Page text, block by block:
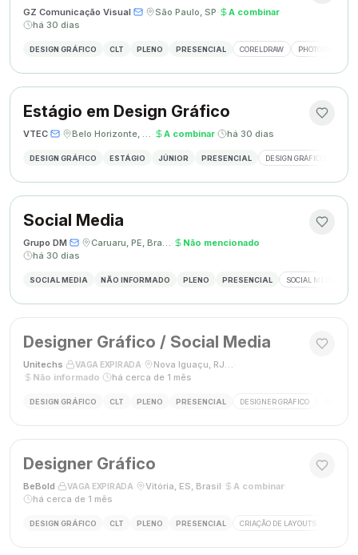
GZ Comunicação Visual· · São Paulo, SP· A combinar·
há 30 dias
DESIGN GRÁFICO CLT PLENO PRESENCIAL CORELDRAW PHOTOSHOP
Estágio em Design Gráfico
VTEC· · Belo Horizonte, MG · A combinar· há 30 dias
DESIGN GRÁFICO ESTÁGIO JÚNIOR PRESENCIAL DESIGN GRÁFICO
Social Media
Grupo DM· · Caruaru, PE, Brasil· Não mencionado·
há 30 dias
SOCIAL MEDIA NÃO INFORMADO PLENO PRESENCIAL SOCIAL MEDIA
Designer Gráfico / Social Media
Unitechs VAGA EXPIRADA Nova Iguaçu, RJ, Brasil
Não informado
há cerca de 1 mês
DESIGN GRÁFICO CLT PLENO PRESENCIAL DESIGNER GRÁFICO
Designer Gráfico
BeBold VAGA EXPIRADA Vitória, ES, Brasil A combinar·
há cerca de 1 mês
DESIGN GRÁFICO CLT PLENO PRESENCIAL CRIAÇÃO DE LAYOUTS